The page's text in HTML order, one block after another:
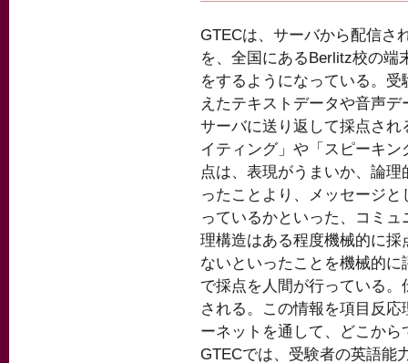
GTECは、サーバから配信さ
を、全国にあるBerlitz校の端
をするようになっている。受
えたテキストデータや音声デ
サーバに送り返して採点され
イティング」や「スピーキン
点は、表現がうまいか、論理
ったことより、メッセージと
っているかといった、コミ
理構造はある程度機械的に
ないといったことを機械的
で採点を人間が行っている
される。この情報を項目反
ーネットを通して、どこから
GTECでは、受験者の英語能